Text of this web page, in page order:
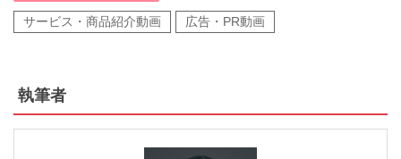
サービス・商品紹介動画 広告・PR動画
執筆者